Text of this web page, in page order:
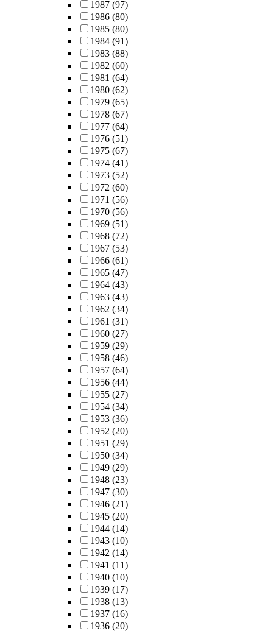
1987 (97)
1986 (80)
1985 (80)
1984 (91)
1983 (88)
1982 (60)
1981 (64)
1980 (62)
1979 (65)
1978 (67)
1977 (64)
1976 (51)
1975 (67)
1974 (41)
1973 (52)
1972 (60)
1971 (56)
1970 (56)
1969 (51)
1968 (72)
1967 (53)
1966 (61)
1965 (47)
1964 (43)
1963 (43)
1962 (34)
1961 (31)
1960 (27)
1959 (29)
1958 (46)
1957 (64)
1956 (44)
1955 (27)
1954 (34)
1953 (36)
1952 (20)
1951 (29)
1950 (34)
1949 (29)
1948 (23)
1947 (30)
1946 (21)
1945 (20)
1944 (14)
1943 (10)
1942 (14)
1941 (11)
1940 (10)
1939 (17)
1938 (13)
1937 (16)
1936 (20)